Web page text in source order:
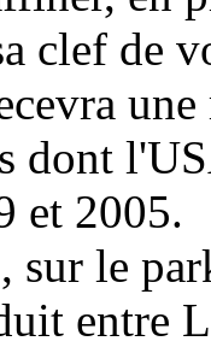
clef de
et 2005.
sur le
entre